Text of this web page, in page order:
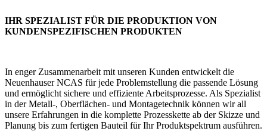
IHR SPEZIALIST FÜR DIE PRODUKTION VON
KUNDENSPEZIFISCHEN PRODUKTEN
In enger Zusammenarbeit mit unseren Kunden entwickelt die
Neuenhauser NCAS für jede Problemstellung die passende Lösung
und ermöglicht sichere und effiziente Arbeitsprozesse. Als Spezialist
in der Metall-, Oberflächen- und Montagetechnik können wir all
unsere Erfahrungen in die komplette Prozesskette ab der Skizze und
Planung bis zum fertigen Bauteil für Ihr Produktspektrum ausführen.